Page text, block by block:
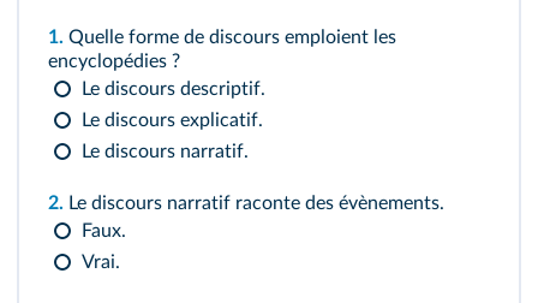
1. Quelle forme de discours emploient les
encyclopédies ?
Le discours descriptif.
Le discours explicatif.
Le discours narratif.
2. Le discours narratif raconte des évènements.
Faux.
Vrai.